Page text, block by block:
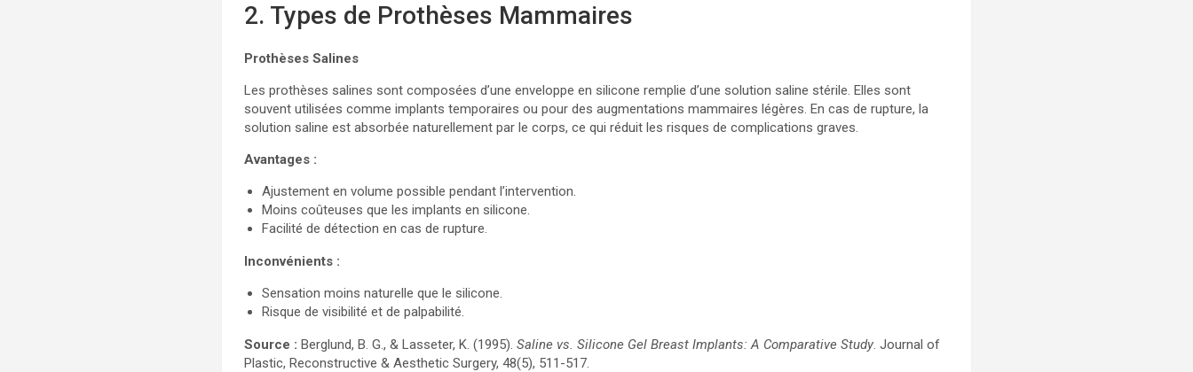
2. Types de Prothèses Mammaires
Prothèses Salines
Les prothèses salines sont composées d’une enveloppe en silicone remplie d’une solution saline stérile. Elles sont
souvent utilisées comme implants temporaires ou pour des augmentations mammaires légères. En cas de rupture, la
solution saline est absorbée naturellement par le corps, ce qui réduit les risques de complications graves.
Avantages :
Ajustement en volume possible pendant l’intervention.
Moins coûteuses que les implants en silicone.
Facilité de détection en cas de rupture.
Inconvénients :
Sensation moins naturelle que le silicone.
Risque de visibilité et de palpabilité.
Source : Berglund, B. G., & Lasseter, K. (1995).Saline vs. Silicone Gel Breast Implants: A Comparative Study. Journal of
Plastic, Reconstructive & Aesthetic Surgery, 48(5), 511-517.